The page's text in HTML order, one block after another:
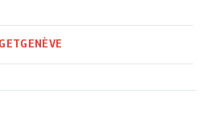
GENÈVE